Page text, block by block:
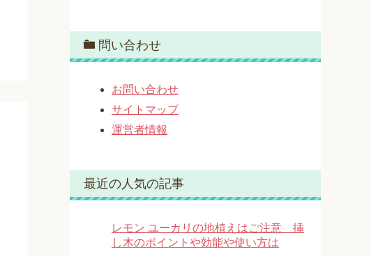
問い合わせ
お問い合わせ
サイトマップ
運営者情報
最近の人気の記事
レモン ユーカリの地植えはご注意 挿
し木のポイントや効能や使い方は